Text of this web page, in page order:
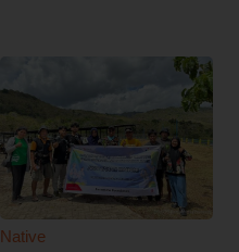
Native